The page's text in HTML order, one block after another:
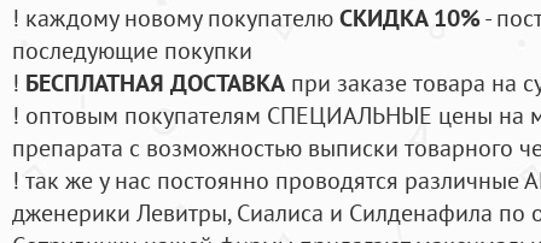
! каждому новому покупателюСКИДКА 10%-
последующие покупки
! БЕСПЛАТНАЯ ДОСТАВКА при заказе товара на
! оптовым покупателям СПЕЦИАЛЬНЫЕ цены на
препарата с возможностью выписки товарного
! так же у нас постоянно проводятся
дженерики Левитры, Сиалиса и Силденафила по